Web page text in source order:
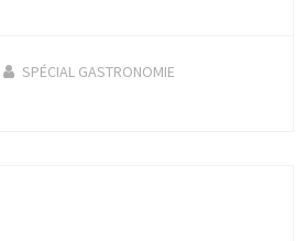
SPÉCIAL GASTRONOMIE